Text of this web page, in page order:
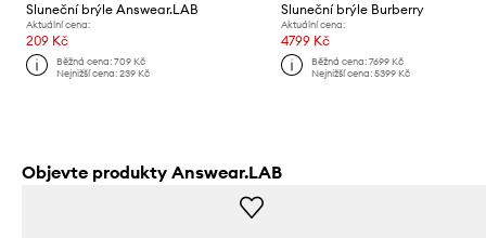
Sluneční brýle Answear.LAB
Aktuální cena:
209 Kč
Běžná cena:709 Kč
Nejnižší cena:239 Kč
Sluneční brýle Burberry
Aktuální cena:
4799 Kč
Běžná cena: 7699 Kč
Nejnižší cena: 5399 Kč
Objevte produkty Answear.LAB